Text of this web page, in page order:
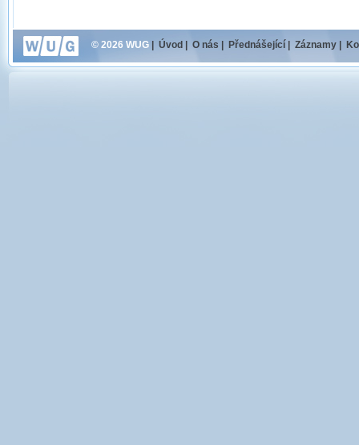
© 2026 WUG Úvod O nás Přednášející Záznamy